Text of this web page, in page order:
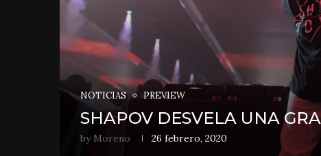
NOTICIAS PREVIEW
SHAPOV DESVELA UNA
by Moreno 26 febrero, 2020